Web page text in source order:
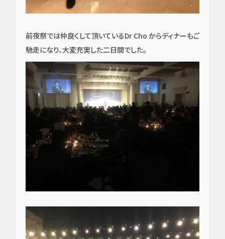
前夜祭では仲良くして頂いているDr Cho からディナーもご
馳走になり、大変充実した二日間でした。